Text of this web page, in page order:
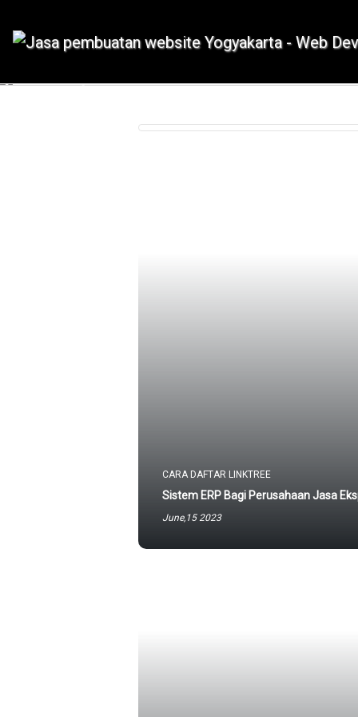
IDMETAFORA dengan begitu
Previous
CARA DAFTAR LINKTREE
Sistem ERP Bagi Perusahaan Jasa
June,15 2023